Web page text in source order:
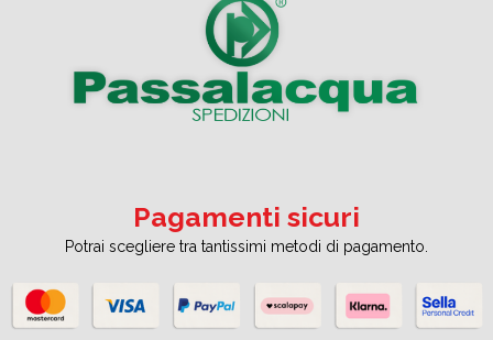
Pagamenti sicuri
Potrai scegliere tra tantissimi metodi di pagamento.